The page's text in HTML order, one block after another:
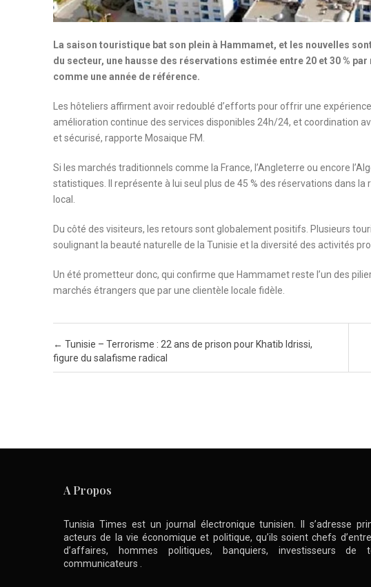
La saison touristique bat son plein à Hammamet, et les nouvelles
du secteur, une hausse des réservations estimée entre 20 et 30 %
comme une année de référence.
Les hôteliers affirment avoir redoublé d’efforts pour offrir une
amélioration continue des services disponibles 24h/24, et coordination
et sécurisé, rapporte Mosaique FM.
Si les marchés traditionnels comme la France, l’Angleterre ou encore
statistiques. Il représente à lui seul plus de 45 % des réservations dans
local.
Du côté des visiteurs, les retours sont globalement positifs. Plusieurs
soulignant la beauté naturelle de la Tunisie et la diversité des activités
Un été prometteur donc, qui confirme que Hammamet reste l’un des
marchés étrangers que par une clientèle locale fidèle.
Post navigation
← Tunisie – Terrorisme : 22 ans de prison pour Khatib Idrissi,
figure du salafisme radical
A Propos
Tunisia Times est un journal électronique tunisien. Il s’adresse
acteurs de la vie économique et politique, qu’ils soient chefs
d’affaires, hommes politiques, banquiers, investisseurs
communicateurs .